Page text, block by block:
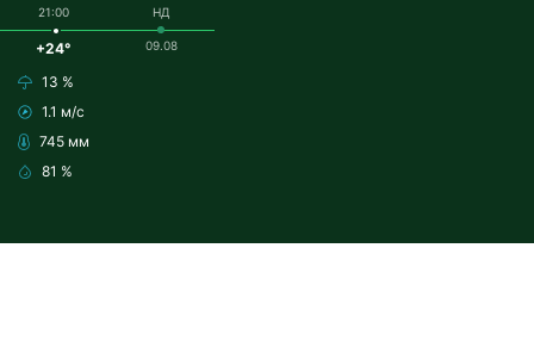
21:00
+24°
13 %
1.1 м/с
745 мм
81 %
НД
09.08